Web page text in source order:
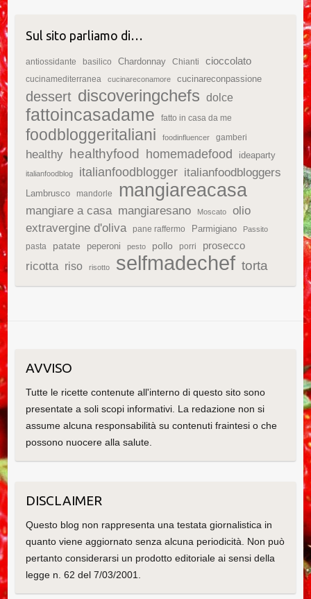
Sul sito parliamo di…
antiossidante basilico Chardonnay Chianti cioccolato
cucinamediterranea cucinareconamore cucinareconpassione
dessert discoveringchefs dolce
fattoincasadame fatto in casa da me
foodbloggeritaliani foodinfluencer gamberi
healthy healthyfood homemadefood ideaparty
italianfoodblog italianfoodblogger italianfoodbloggers
Lambrusco mandorle mangiareacasa
mangiare a casa mangiaresano Moscato
olio
extravergine d'oliva
pane raffermo Parmigiano Passito
pasta patate peperoni pesto pollo porri prosecco
ricotta riso risotto selfmadechef torta
AVVISO
Tutte le ricette contenute all'interno di questo sito sono
presentate a soli scopi informativi. La redazione non si
assume alcuna responsabilità su contenuti fraintesi o che
possono nuocere alla salute.
DISCLAIMER
Questo blog non rappresenta una testata giornalistica in
quanto viene aggiornato senza alcuna periodicità. Non può
pertanto considerarsi un prodotto editoriale ai sensi della
legge n. 62 del 7/03/2001.